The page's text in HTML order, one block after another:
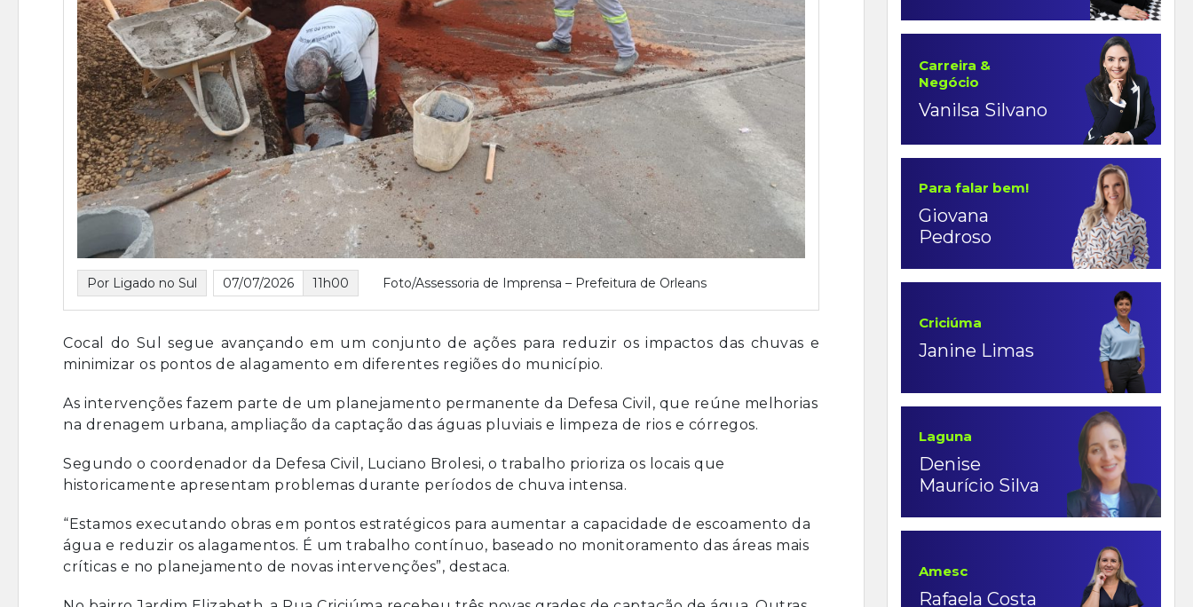
Por Ligado no Sul 07/07/2026 11h00 Foto/Assessoria de Imprensa – Prefeitura de Orleans
Cocal do Sul segue avançando em um conjunto de ações para reduzir os impactos das chuvas e
minimizar os pontos de alagamento em diferentes regiões do município.
As intervenções fazem parte de um planejamento permanente da Defesa Civil, que reúne melhorias
na drenagem urbana, ampliação da captação das águas pluviais e limpeza de rios e córregos.
Segundo o coordenador da Defesa Civil, Luciano Brolesi, o trabalho prioriza os locais que
historicamente apresentam problemas durante períodos de chuva intensa.
“Estamos executando obras em pontos estratégicos para aumentar a capacidade de escoamento da
água e reduzir os alagamentos. É um trabalho contínuo, baseado no monitoramento das áreas mais
críticas e no planejamento de novas intervenções”, destaca.
Carreira &
Negócio
Vanilsa Silvano
Para falar bem!
Giovana
Pedroso
Criciúma
Janine Limas
Laguna
Denise
Maurício Silva
Amesc
Rafaela Costa